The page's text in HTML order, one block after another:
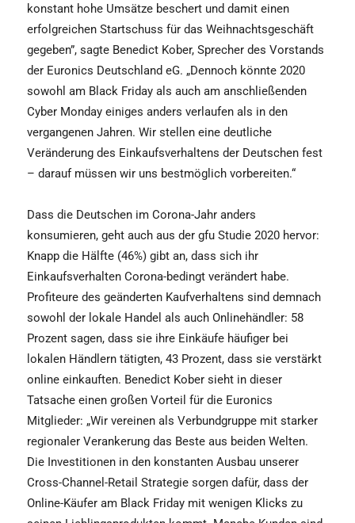
konstant hohe Umsätze beschert und damit einen
erfolgreichen Startschuss für das Weihnachtsgeschäft
gegeben”, sagte Benedict Kober, Sprecher des Vorstands
der Euronics Deutschland eG. „Dennoch könnte 2020
sowohl am Black Friday als auch am anschließenden
Cyber Monday einiges anders verlaufen als in den
vergangenen Jahren. Wir stellen eine deutliche
Veränderung des Einkaufsverhaltens der Deutschen fest
– darauf müssen wir uns bestmöglich vorbereiten.“
Dass die Deutschen im Corona-Jahr anders
konsumieren, geht auch aus der gfu Studie 2020 hervor:
Knapp die Hälfte (46%) gibt an, dass sich ihr
Einkaufsverhalten Corona-bedingt verändert habe.
Profiteure des geänderten Kaufverhaltens sind demnach
sowohl der lokale Handel als auch Onlinehändler: 58
Prozent sagen, dass sie ihre Einkäufe häufiger bei
lokalen Händlern tätigten, 43 Prozent, dass sie verstärkt
online einkauften. Benedict Kober sieht in dieser
Tatsache einen großen Vorteil für die Euronics
Mitglieder: „Wir vereinen als Verbundgruppe mit starker
regionaler Verankerung das Beste aus beiden Welten.
Die Investitionen in den konstanten Ausbau unserer
Cross-Channel-Retail Strategie sorgen dafür, dass der
Online-Käufer am Black Friday mit wenigen Klicks zu